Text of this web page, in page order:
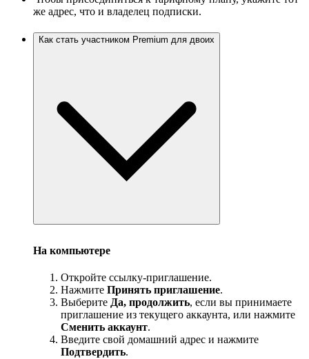
же адрес, что и владелец подписки.
Как стать участником Premium для двоих
На компьютере
Откройте ссылку-приглашение.
Нажмите Принять приглашение.
Выберите Да, продолжить, если вы принимаете
приглашение из текущего аккаунта, или нажмите
Сменить аккаунт.
Введите свой домашний адрес и нажмите
Подтвердить.